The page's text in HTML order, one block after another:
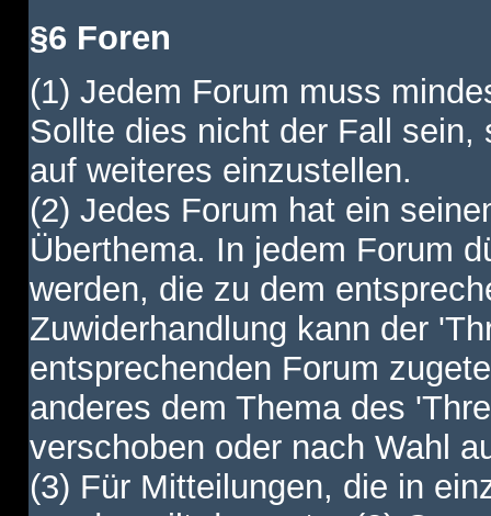
§6 Foren
(1) Jedem Forum muss
Sollte dies nicht der Fall
auf weiteres einzustellen.
(2) Jedes Forum hat ein
Überthema. In jedem Forum
werden, die zu dem
Zuwiderhandlung kann der
entsprechenden Forum
anderes dem Thema des
verschoben oder nach Wahl
(3) Für Mitteilungen, die in